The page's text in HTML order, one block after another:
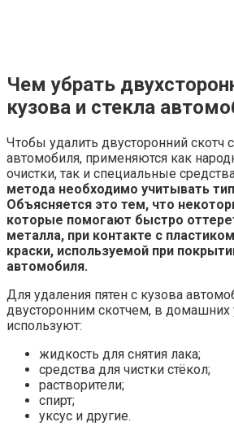
Чем убрать
кузова и стекла
Чтобы удалить двусторонний скотч
автомобиля, применяются как
очистки, так и специальные
метода необходимо учитывать
Объясняется это тем, что
которые помогают быстро
металла, при контакте с
краски, используемой при
автомобиля.
Для удаления пятен с кузова
двусторонним скотчем, в домашних
используют:
жидкость для снятия лака;
средства для чистки стёкол;
растворители;
спирт;
уксус и другие.